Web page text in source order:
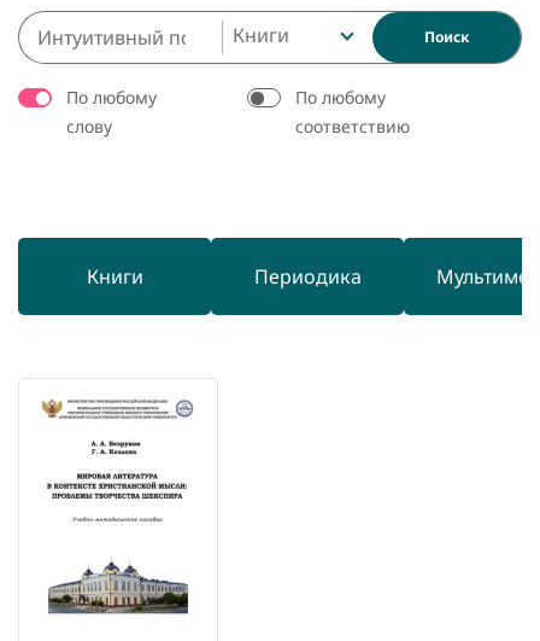
Книги Поиск
По любому
слову
По любому
соответствию
Книги Периодика